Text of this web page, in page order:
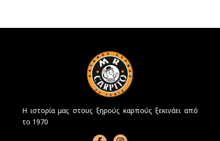
Η ιστορία μας στους ξηρούς καρπούς ξεκινάει από
το 1970